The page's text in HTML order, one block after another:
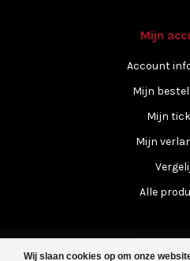
Wij slaan cookies op om onze
Mijn
Account
Mijn
Mijn
Mijn
Alle